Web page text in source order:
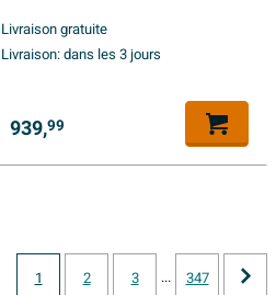
Livraison gratuite
Livraison:dans les 3 jours
939,99
1 2 3 ... 347